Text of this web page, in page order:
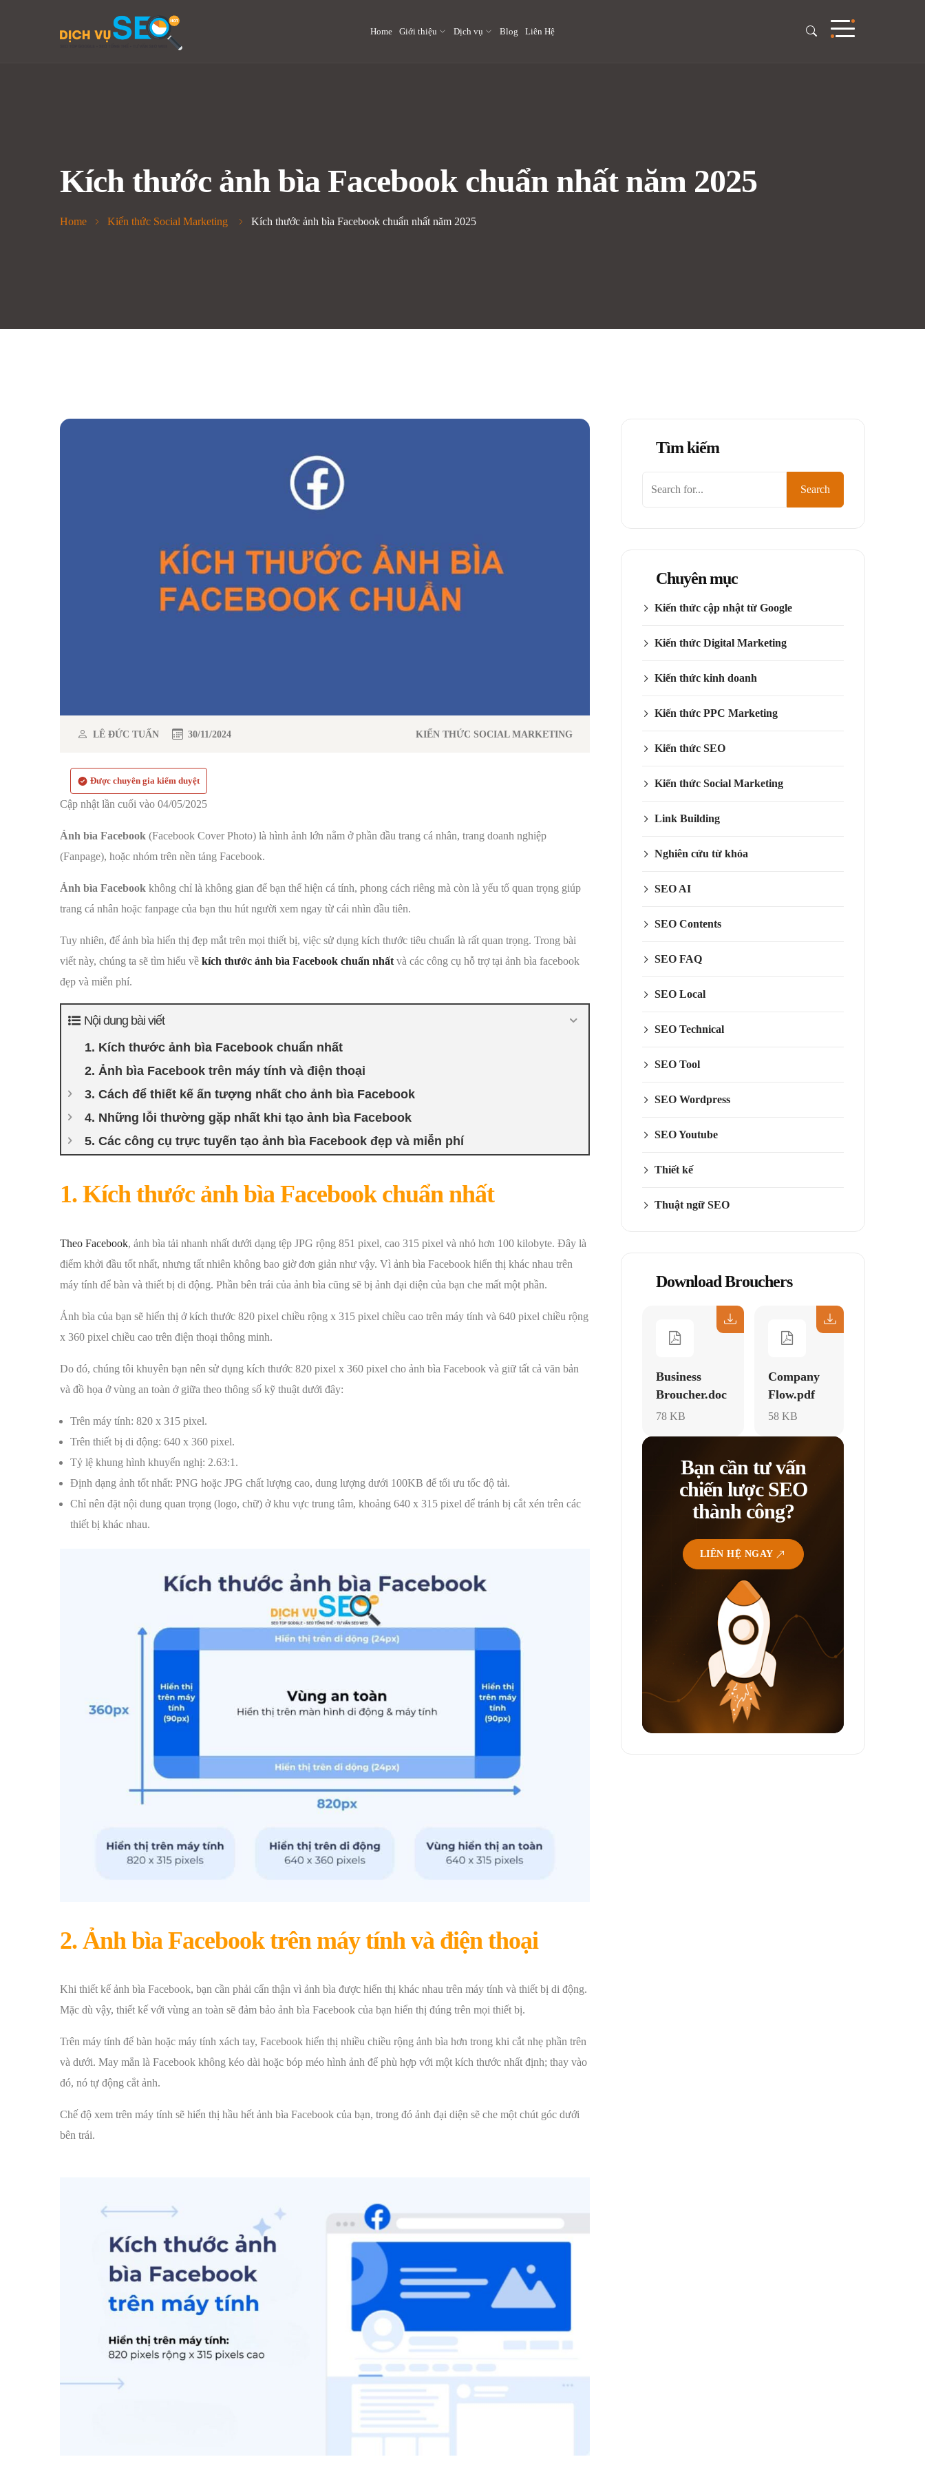
Home Giới thiệu Dịch vụ Blog Liên Hệ
Kích thước ảnh bìa Facebook chuẩn nhất năm 2025
Home Kiến thức Social Marketing Kích thước ảnh bìa Facebook chuẩn nhất năm 2025
LÊ ĐỨC TUẤN 30/11/2024 KIẾN THỨC SOCIAL MARKETING
Được chuyên gia kiểm duyệt
Cập nhật lần cuối vào 04/05/2025
Ảnh bìa Facebook (Facebook Cover Photo) là hình ảnh lớn nằm ở phần đầu trang cá nhân, trang doanh nghiệp
(Fanpage), hoặc nhóm trên nền tảng Facebook.
Ảnh bìa Facebook không chỉ là không gian để bạn thể hiện cá tính, phong cách riêng mà còn là yếu tố quan trọng giúp
trang cá nhân hoặc fanpage của bạn thu hút người xem ngay từ cái nhìn đầu tiên.
Tuy nhiên, để ảnh bìa hiển thị đẹp mắt trên mọi thiết bị, việc sử dụng kích thước tiêu chuẩn là rất quan trọng. Trong bài
viết này, chúng ta sẽ tìm hiểu về kích thước ảnh bìa Facebook chuẩn nhất và các công cụ hỗ trợ tại ảnh bìa facebook
đẹp và miễn phí.
Nội dung bài viết
1. Kích thước ảnh bìa Facebook chuẩn nhất
2. Ảnh bìa Facebook trên máy tính và điện thoại
3. Cách để thiết kế ấn tượng nhất cho ảnh bìa Facebook
4. Những lỗi thường gặp nhất khi tạo ảnh bìa Facebook
5. Các công cụ trực tuyến tạo ảnh bìa Facebook đẹp và miễn phí
1. Kích thước ảnh bìa Facebook chuẩn nhất
Theo Facebook, ảnh bìa tải nhanh nhất dưới dạng tệp JPG rộng 851 pixel, cao 315 pixel và nhỏ hơn 100 kilobyte. Đây là
điểm khởi đầu tốt nhất, nhưng tất nhiên không bao giờ đơn giản như vậy. Vì ảnh bìa Facebook hiển thị khác nhau trên
máy tính để bàn và thiết bị di động. Phần bên trái của ảnh bìa cũng sẽ bị ảnh đại diện của bạn che mất một phần.
Ảnh bìa của bạn sẽ hiển thị ở kích thước 820 pixel chiều rộng x 315 pixel chiều cao trên máy tính và 640 pixel chiều rộng
x 360 pixel chiều cao trên điện thoại thông minh.
Do đó, chúng tôi khuyên bạn nên sử dụng kích thước 820 pixel x 360 pixel cho ảnh bìa Facebook và giữ tất cả văn bản
và đồ họa ở vùng an toàn ở giữa theo thông số kỹ thuật dưới đây:
Trên máy tính: 820 x 315 pixel.
Trên thiết bị di động: 640 x 360 pixel.
Tỷ lệ khung hình khuyến nghị: 2.63:1.
Định dạng ảnh tốt nhất: PNG hoặc JPG chất lượng cao, dung lượng dưới 100KB để tối ưu tốc độ tải.
Chỉ nên đặt nội dung quan trọng (logo, chữ) ở khu vực trung tâm, khoảng 640 x 315 pixel để tránh bị cắt xén trên các
thiết bị khác nhau.
2. Ảnh bìa Facebook trên máy tính và điện thoại
Khi thiết kế ảnh bìa Facebook, bạn cần phải cẩn thận vì ảnh bìa được hiển thị khác nhau trên máy tính và thiết bị di động.
Mặc dù vậy, thiết kế với vùng an toàn sẽ đảm bảo ảnh bìa Facebook của bạn hiển thị đúng trên mọi thiết bị.
Trên máy tính để bàn hoặc máy tính xách tay, Facebook hiển thị nhiều chiều rộng ảnh bìa hơn trong khi cắt nhẹ phần trên
và dưới. May mắn là Facebook không kéo dài hoặc bóp méo hình ảnh để phù hợp với một kích thước nhất định; thay vào
đó, nó tự động cắt ảnh.
Chế độ xem trên máy tính sẽ hiển thị hầu hết ảnh bìa Facebook của bạn, trong đó ảnh đại diện sẽ che một chút góc dưới
bên trái.
Tìm kiếm
Search
Chuyên mục
Kiến thức cập nhật từ Google
Kiến thức Digital Marketing
Kiến thức kinh doanh
Kiến thức PPC Marketing
Kiến thức SEO
Kiến thức Social Marketing
Link Building
Nghiên cứu từ khóa
SEO AI
SEO Contents
SEO FAQ
SEO Local
SEO Technical
SEO Tool
SEO Wordpress
SEO Youtube
Thiết kế
Thuật ngữ SEO
Download Brouchers
Business
Broucher.doc
78 KB
Company
Flow.pdf
58 KB
Bạn cần tư vấn
chiến lược SEO
thành công?
LIÊN HỆ NGAY